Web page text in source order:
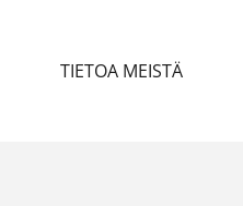
TIETOA MEISTÄ